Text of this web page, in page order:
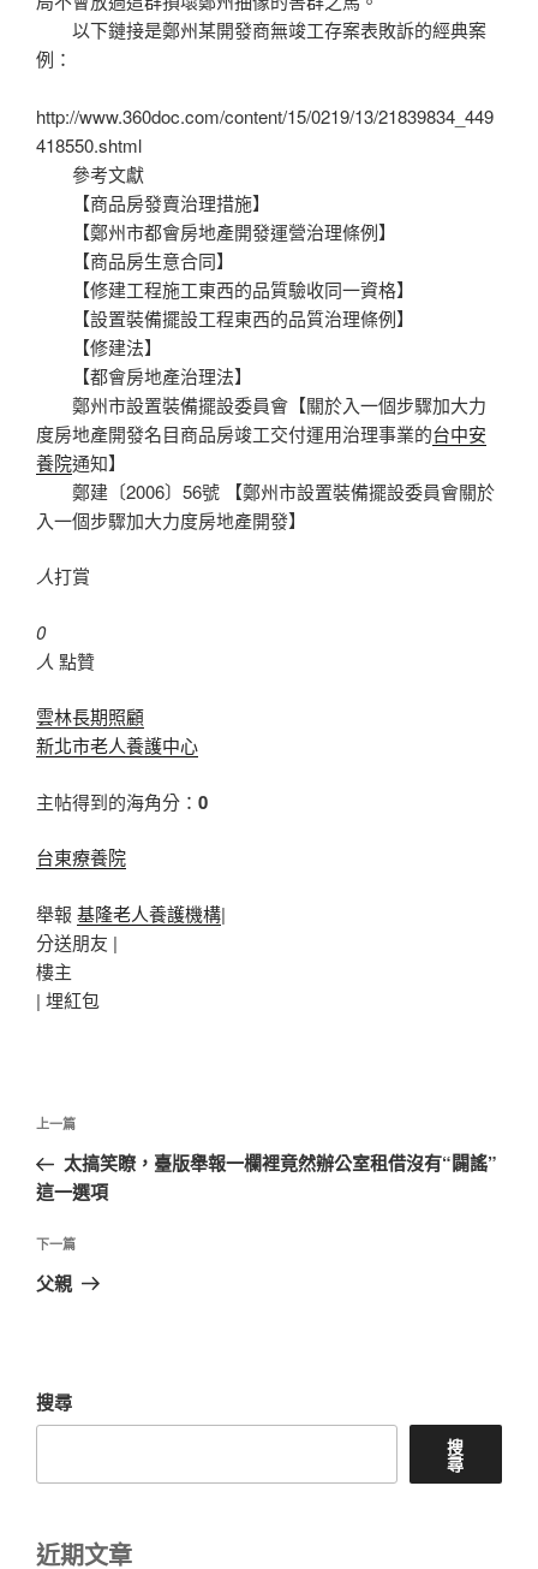
以下鏈接是鄭州某開發商無竣工存案表敗訴的經典案
例：
http://www.360doc.com/content/15/0219/13/21839834_449
418550.shtml
參考文獻
【商品房發賣治理措施】
【鄭州市都會房地產開發運營治理條例】
【商品房生意合同】
【修建工程施工東西的品質驗收同一資格】
【設置裝備擺設工程東西的品質治理條例】
【修建法】
【都會房地產治理法】
鄭州市設置裝備擺設委員會【關於入一個步驟加大力
度房地產開發名目商品房竣工交付運用治理事業的台中安
養院通知】
鄭建〔2006〕56號 【鄭州市設置裝備擺設委員會關於
入一個步驟加大力度房地產開發】
人打賞
0
人 點贊
雲林長期照顧
新北市老人養護中心
主帖得到的海角分： 0
台東療養院
舉報 基隆老人養護機構|
分送朋友 |
樓主
| 埋紅包
文
導
覽
上
一
篇
章
上一篇
太搞笑瞭，臺版舉報一欄裡竟然辦公室租借沒有“闢謠”
這一選項
下
一
下一篇
父親
搜尋
搜
尋
近期文章